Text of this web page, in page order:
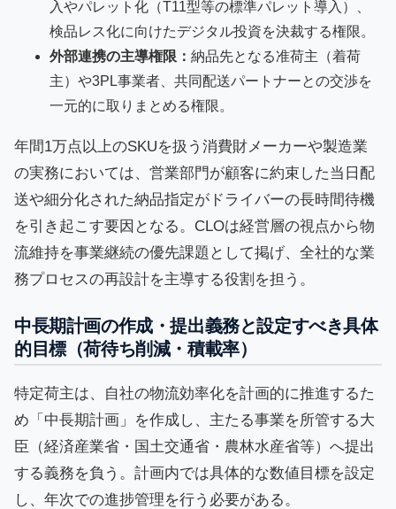
入やパレット化（T11型等の標準パレット導入）、
検品レス化に向けたデジタル投資を決裁する権限。
外部連携の主導権限： 納品先となる准荷主（着荷
主）や3PL事業者、共同配送パートナーとの交渉を
一元的に取りまとめる権限。
年間1万点以上のSKUを扱う消費財メーカーや製造業
の実務においては、営業部門が顧客に約束した当日配
送や細分化された納品指定がドライバーの長時間待機
を引き起こす要因となる。CLOは経営層の視点から物
流維持を事業継続の優先課題として掲げ、全社的な業
務プロセスの再設計を主導する役割を担う。
中長期計画の作成・提出義務と設定すべき具体
的目標（荷待ち削減・積載率）
特定荷主は、自社の物流効率化を計画的に推進するた
め「中長期計画」を作成し、主たる事業を所管する大
臣（経済産業省・国土交通省・農林水産省等）へ提出
する義務を負う。計画内では具体的な数値目標を設定
し、年次での進捗管理を行う必要がある。